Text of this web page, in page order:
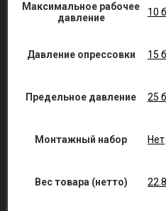
Максимальное рабочее
давление
10
Давление опрессовки 15
Предельное давление 25
Монтажный набор Нет
Вес товара (нетто)